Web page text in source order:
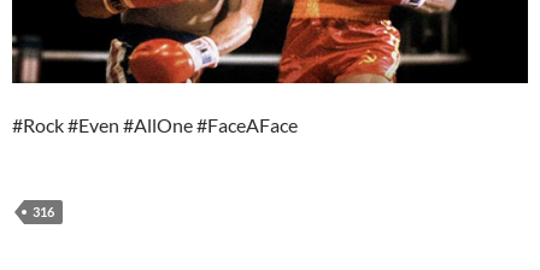
#Rock #Even #AllOne #FaceAFace
316